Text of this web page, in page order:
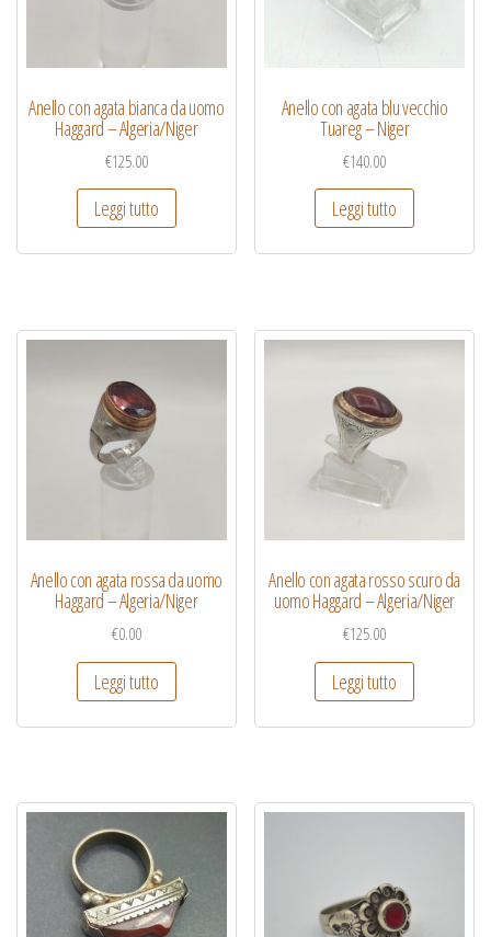
Anello con agata bianca da uomo
Haggard – Algeria/Niger
€125.00
Leggi tutto
Anello con agata blu vecchio
Tuareg – Niger
€140.00
Leggi tutto
Anello con agata rossa da uomo
Haggard – Algeria/Niger
€0.00
Leggi tutto
Anello con agata rosso scuro da
uomo Haggard – Algeria/Niger
€125.00
Leggi tutto